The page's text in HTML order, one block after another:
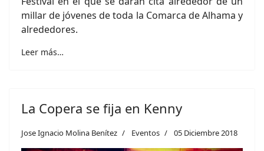
millar de jóvenes de toda la Comarca de Alhama y
alrededores.
Leer más…
La Copera se fija en Kenny
Jose Ignacio Molina Benítez Eventos 05 Diciembre 2018